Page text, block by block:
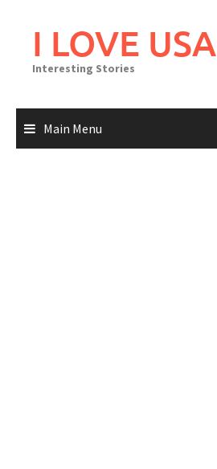
I LOVE USA
Interesting Stories
Main Menu